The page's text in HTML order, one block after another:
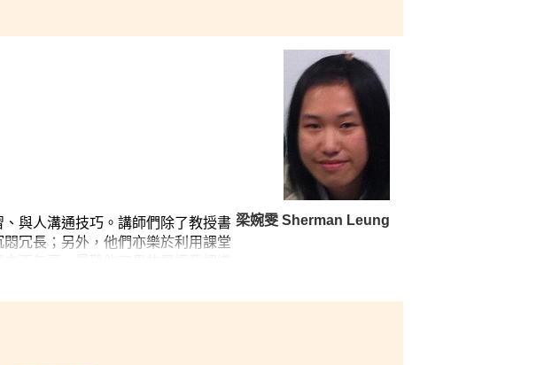
的過程中，讓我學會了如何有效地發展和建立正面的人際關
梁婉雯 Sherman Leung
與人溝通技巧。講師們除了教授書
冗長；另外，他們亦樂於利用課堂